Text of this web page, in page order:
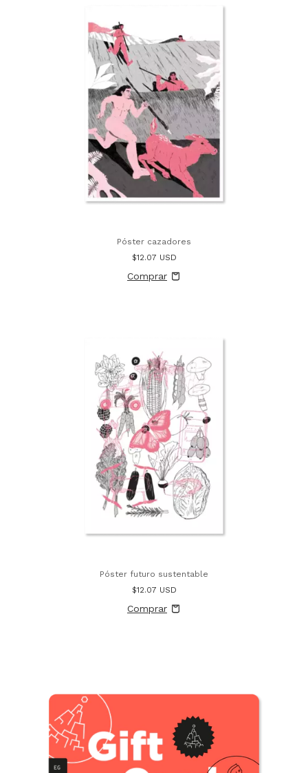
Póster cazadores
$12.07 USD
Póster futuro sustentable
$12.07 USD